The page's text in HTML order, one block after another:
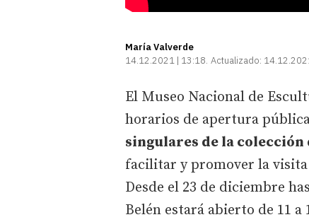
María Valverde
14.12.2021 | 13:18 Actualizado:
El Museo Nacional de
horarios de apertura
singulares de la colección
facilitar y promover la visita
Desde el 23 de diciembre
Belén estará abierto de 11 a